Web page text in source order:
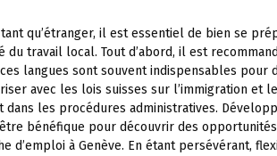
qu’étranger, il est essentiel de bien se
travail local. Tout d’abord, il est
langues sont souvent indispensables pour
avec les lois suisses sur l’immigration et
les procédures administratives.
bénéfique pour découvrir des
d’emploi à Genève. En étant persévérant,